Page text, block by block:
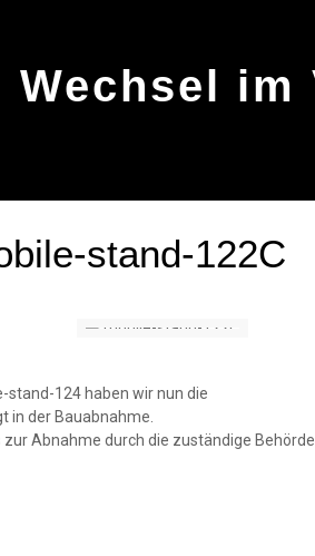
Wechsel im
stand-122C
stand-124 haben wir nun die
in der Bauabnahme.
Abnahme durch die zuständige